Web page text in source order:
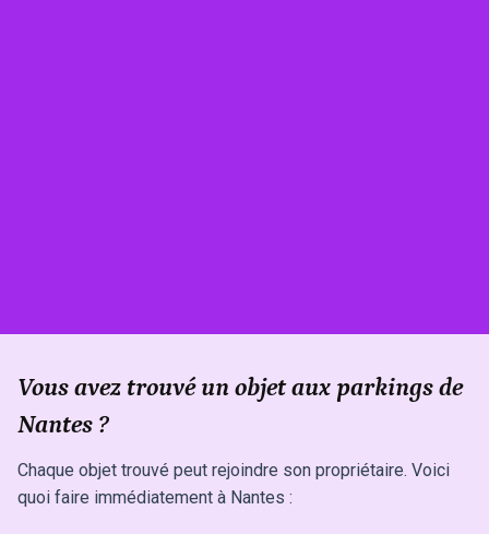
Vous avez trouvé un objet aux parkings de
Nantes ?
Chaque objet trouvé peut rejoindre son propriétaire. Voici
quoi faire immédiatement à Nantes :